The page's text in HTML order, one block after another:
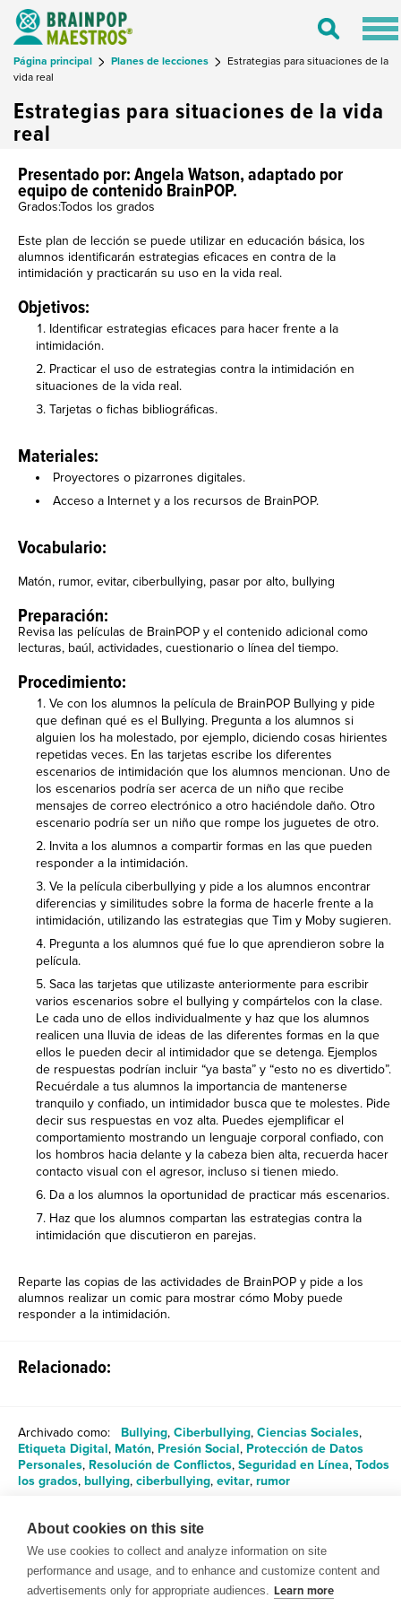
Toggle
Página principal Planes de lecciones
Estrategias para situaciones de la
vida real
Estrategias para situaciones de la vida
real
Presentado por: Angela Watson, adaptado por
equipo de contenido BrainPOP.
Grados:Todos los grados
Este plan de lección se puede utilizar en educación básica, los
alumnos identificarán estrategias eficaces en contra de la
intimidación y practicarán su uso en la vida real.
Objetivos:
Identificar estrategias eficaces para hacer frente a la
intimidación.
Practicar el uso de estrategias contra la intimidación en
situaciones de la vida real.
Tarjetas o fichas bibliográficas.
Materiales:
Proyectores o pizarrones digitales.
Acceso a Internet y a los recursos de BrainPOP.
Vocabulario:
Matón, rumor, evitar, ciberbullying, pasar por alto, bullying
Preparación:
Revisa las películas de BrainPOP y el contenido adicional como
lecturas, baúl, actividades, cuestionario o línea del tiempo.
Procedimiento:
Ve con los alumnos la película de BrainPOP Bullying y pide
que definan qué es el Bullying. Pregunta a los alumnos si
alguien los ha molestado, por ejemplo, diciendo cosas hirientes
repetidas veces. En las tarjetas escribe los diferentes
escenarios de intimidación que los alumnos mencionan. Uno de
los escenarios podría ser acerca de un niño que recibe
mensajes de correo electrónico a otro haciéndole daño. Otro
escenario podría ser un niño que rompe los juguetes de otro.
Invita a los alumnos a compartir formas en las que pueden
responder a la intimidación.
Ve la película ciberbullying y pide a los alumnos encontrar
diferencias y similitudes sobre la forma de hacerle frente a la
intimidación, utilizando las estrategias que Tim y Moby sugieren.
Pregunta a los alumnos qué fue lo que aprendieron sobre la
película.
Saca las tarjetas que utilizaste anteriormente para escribir
varios escenarios sobre el bullying y compártelos con la clase.
Le cada uno de ellos individualmente y haz que los alumnos
realicen una lluvia de ideas de las diferentes formas en la que
ellos le pueden decir al intimidador que se detenga. Ejemplos
de respuestas podrían incluir “ya basta” y “esto no es divertido”.
Recuérdale a tus alumnos la importancia de mantenerse
tranquilo y confiado, un intimidador busca que te molestes. Pide
decir sus respuestas en voz alta. Puedes ejemplificar el
comportamiento mostrando un lenguaje corporal confiado, con
los hombros hacia delante y la cabeza bien alta, recuerda hacer
contacto visual con el agresor, incluso si tienen miedo.
Da a los alumnos la oportunidad de practicar más escenarios.
Haz que los alumnos compartan las estrategias contra la
intimidación que discutieron en parejas.
Reparte las copias de las actividades de BrainPOP y pide a los
alumnos realizar un comic para mostrar cómo Moby puede
responder a la intimidación.
Relacionado:
Archivado como: Bullying, Ciberbullying, Ciencias Sociales,
Etiqueta Digital, Matón, Presión Social, Protección de Datos
Personales, Resolución de Conflictos, Seguridad en Línea, Todos
los grados, bullying, ciberbullying, evitar, rumor
Compartir
About cookies on this site
We use cookies to collect and analyze information on site
performance and usage, and to enhance and customize content and
advertisements only for appropriate audiences. Learn more